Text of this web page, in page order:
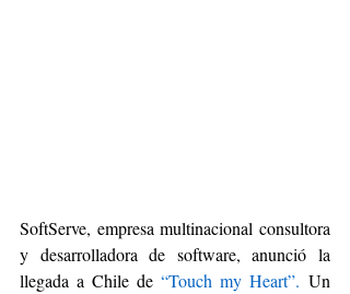
SoftServe, empresa multinacional consultora
y desarrolladora de software, anunció la
llegada a Chile de “Touch my Heart”. Un